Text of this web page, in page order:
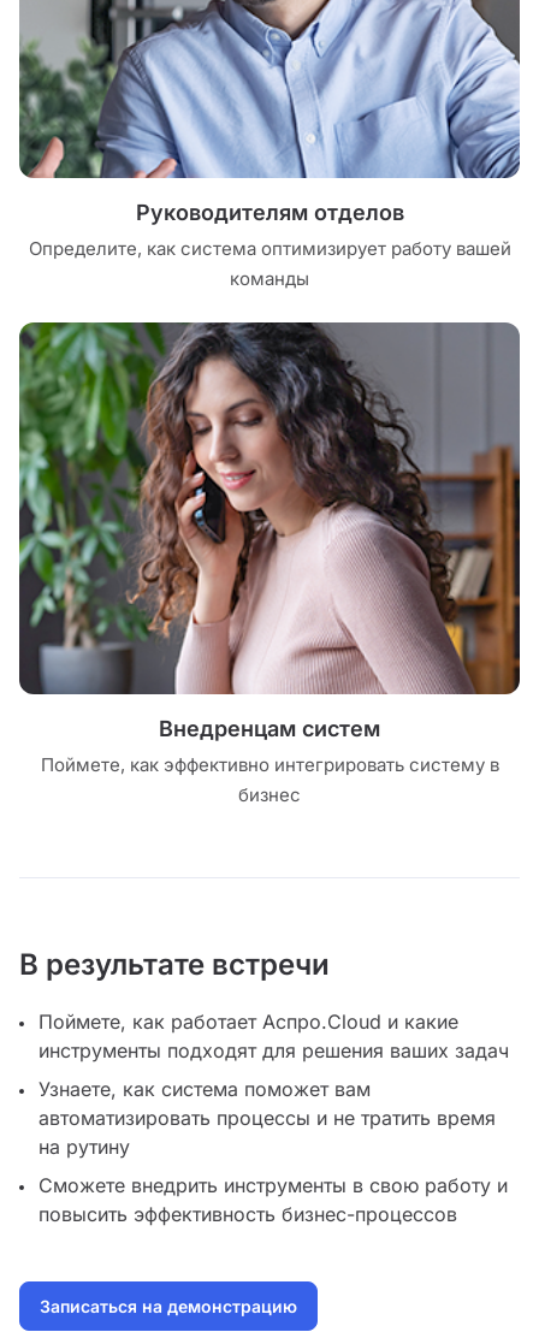
Руководителям отделов
Определите, как система оптимизирует работу вашей
команды
Внедренцам систем
Поймете, как эффективно интегрировать систему в
бизнес
В результате встречи
Поймете, как работает Аспро.Cloud и какие
инструменты подходят для решения ваших задач
Узнаете, как система поможет вам
автоматизировать процессы и не тратить время
на рутину
Сможете внедрить инструменты в свою работу и
повысить эффективность бизнес-процессов
Записаться на демонстрацию